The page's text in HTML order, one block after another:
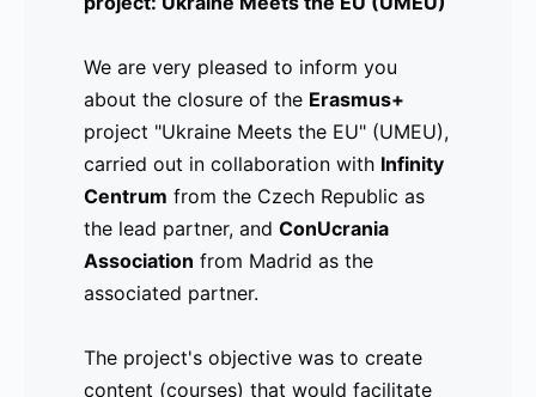
We are very pleased to inform you
about the closure of the Erasmus+
project "Ukraine Meets the EU" (UMEU),
carried out in collaboration with Infinity
Centrum from the Czech Republic as
the lead partner, and ConUcrania
Association from Madrid as the
associated partner.
The project's objective was to create
content (courses) that would facilitate
Un Impulso digital para tu vida
La Educación de Adultos en el municipio
de Gagnef, Suecia, en colaboración con
la Asociación Building Bridges en
Madrid, España, ha comenzado una
cooperación en un proyecto Erasmus+.
(MOOC’s) que se puedan utilizar para
desarrollar la conciencia digital y
Es con mucha alegría que les
informamos sobre el cierre del proyecto
Erasmus+ "Ukraine Meets the EU"
(UMEU), llevado a cabo junto con
Infinity Centrum, de la República
Checa, como socio principal, yla
Asociación ConUcraniade Madrid,
como socio asociado.
El objetivo del proyecto fue crear
contenidos (cursos) que facilitaran la